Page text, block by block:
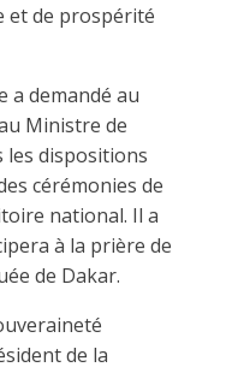
et de prospérité
a demandé au
Ministre de
les dispositions
cérémonies de
national. Il a
à la prière de
de Dakar.
de la